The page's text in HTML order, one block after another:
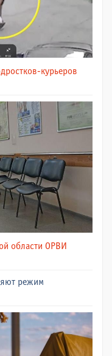
курьеров
области ОРВИ
режим